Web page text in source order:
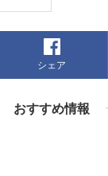
シェア
おすすめ情報